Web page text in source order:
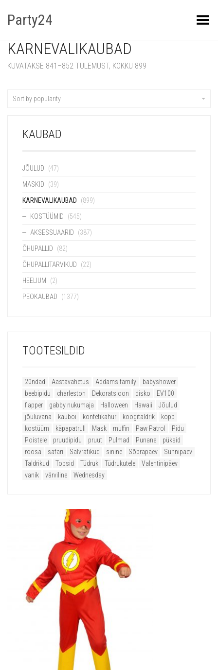
Party24 Kuva menüü
KARNEVALIKAUBAD
KUVATAKSE 841–852 TULEMUST, KOKKU 899
Sort by popularity
KAUBAD
JÕULUD (47)
MASKID (39)
KARNEVALIKAUBAD (899)
KOSTÜÜMID (545)
AKSESSUAARID (387)
ÕHUPALLID (82)
ÕHUPALLITARVIKUD (22)
HEELIUM (2)
PEOKAUBAD (1377)
TOOTESILDID
20ndad Aastavahetus Addams family
babyshower
beebipidu
charleston Dekoratsioon disko
EV100
flapper
gabby nukumaja Halloween Hawaii
Jõulud
jõuluvana
kauboi konfetikahur koogitaldrik
kopp
kostüüm
käpapatrull Mask muffin Paw Patrol
Pidu
Poistele
pruudipidu pruut Pulmad Punane
püksid
roosa
safari Salvrätikud sinine Sõbrapäev
Sünnipäev
Taldrikud
Topsid Tüdruk Tüdrukutele
Valentinipäev
vanik
värviline Wednesday